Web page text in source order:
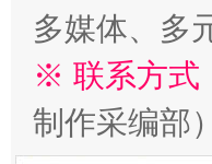
多媒体、多
※ 联系方式
制作采编部）